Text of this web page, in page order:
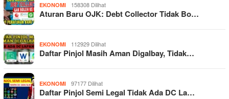
EKONOMI 158308 Dilihat
Aturan Baru OJK: Debt Collector Tidak Bo…
EKONOMI 112929 Dilihat
Daftar Pinjol Masih Aman Digalbay, Tidak…
EKONOMI 97177 Dilihat
Daftar Pinjol Semi Legal Tidak Ada DC La…